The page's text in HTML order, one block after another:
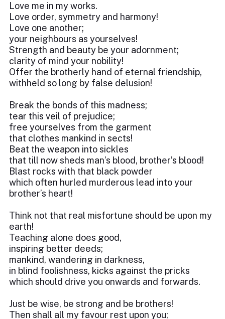
Love me in my works.
Love order, symmetry and harmony!
Love one another;
your neighbours as yourselves!
Strength and beauty be your adornment;
clarity of mind your nobility!
Offer the brotherly hand of eternal friendship,
withheld so long by false delusion!
Break the bonds of this madness;
tear this veil of prejudice;
free yourselves from the garment
that clothes mankind in sects!
Beat the weapon into sickles
that till now sheds man’s blood, brother’s blood!
Blast rocks with that black powder
which often hurled murderous lead into your
brother’s heart!
Think not that real misfortune should be upon my
earth!
Teaching alone does good,
inspiring better deeds;
mankind, wandering in darkness,
in blind foolishness, kicks against the pricks
which should drive you onwards and forwards.
Just be wise, be strong and be brothers!
Then shall all my favour rest upon you;